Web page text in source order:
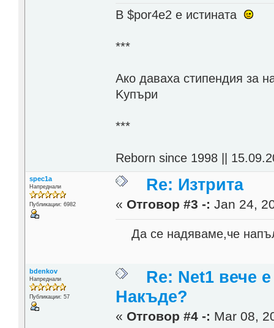
В $por4e2 e истината
***
Aко даваха стипендия за
Kупъри
***
Reborn since 1998 ||
spec1a
Напреднали
Публикации: 6982
Re: Изтрита
« Отговор #3 -: Jan 24,
Да се надяваме,че
bdenkov
Напреднали
Публикации: 57
Re: Net1 вече
Накъде?
« Отговор #4 -: Mar 08,